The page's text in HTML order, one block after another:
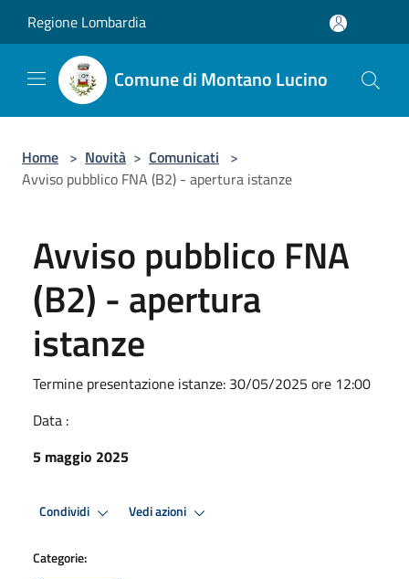
Regione Lombardia
Comune di Montano Lucino
Home > Novità > Comunicati >
Avviso pubblico FNA (B2) - apertura istanze
Avviso pubblico FNA
(B2) - apertura
istanze
Termine presentazione istanze: 30/05/2025 ore 12:00
Data :
5 maggio 2025
Condividi Vedi azioni
Categorie: